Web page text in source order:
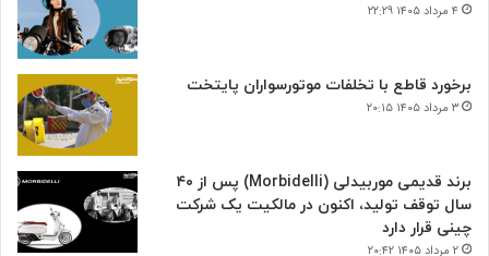
۴ مرداد ۱۴۰۵ ۲۲:۲۹
برخورد قاطع با تخلفات موتورسواران پایتخت
۳ مرداد ۱۴۰۵ ۲۰:۱۵
برند قدیمی موربیدلی (Morbidelli) پس از ۴۰
سال توقف تولید، اکنون در مالکیت یک شرکت
چینی قرار دارد
۲ مرداد ۱۴۰۵ ۲۰:۴۲